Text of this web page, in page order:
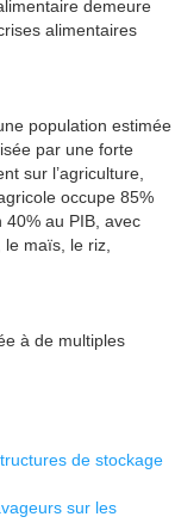
demeure
alimentaires
population estimée
par une forte
sur l’agriculture,
occupe 85%
au PIB, avec
maïs, le riz,
à de multiples
de stockage
sur les